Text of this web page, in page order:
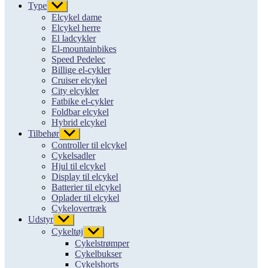
Type Vis
undermenu
Elcykel dame
Elcykel herre
El ladcykler
El-mountainbikes
Speed Pedelec
Billige el-cykler
Cruiser elcykel
City elcykler
Fatbike el-cykler
Foldbar elcykel
Hybrid elcykel
Tilbehør Vis
undermenu
Controller til elcykel
Cykelsadler
Hjul til elcykel
Display til elcykel
Batterier til elcykel
Oplader til elcykel
Cykelovertræk
Udstyr Vis
undermenu
Cykeltøj Vis
undermenu
Cykelstrømper
Cykelbukser
Cykelshorts